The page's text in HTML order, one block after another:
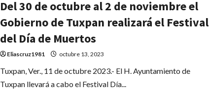
y
Nogal
Del 30 de octubre al 2 de noviembre el
Gobierno de Tuxpan realizará el Festival
del Día de Muertos
Eliascruz1981 octubre 13, 2023
Tuxpan, Ver., 11 de octubre 2023.- El H. Ayuntamiento de
Tuxpan llevará a cabo el Festival Día...